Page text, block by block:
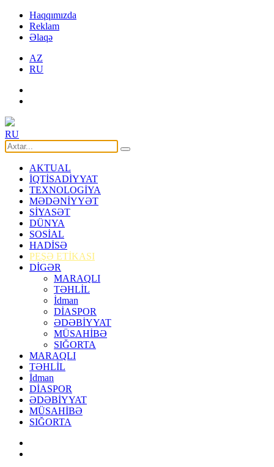
Haqqımızda
Reklam
Əlaqə
AZ
RU
RU
AKTUAL
İQTİSADİYYAT
TEXNOLOGİYA
MƏDƏNİYYƏT
SİYASƏT
DÜNYA
SOSİAL
HADİSƏ
PEŞƏ ETİKASI
DİGƏR
MARAQLI
TƏHLİL
İdman
DİASPOR
ƏDƏBİYYAT
MÜSAHİBƏ
SIĞORTA
MARAQLI
TƏHLİL
İdman
DİASPOR
ƏDƏBİYYAT
MÜSAHİBƏ
SIĞORTA